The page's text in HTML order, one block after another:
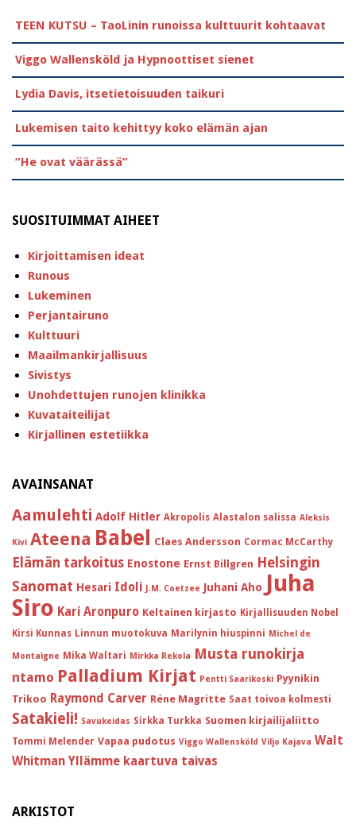
TEEN KUTSU – TaoLinin runoissa kulttuurit kohtaavat
Viggo Wallensköld ja Hypnoottiset sienet
Lydia Davis, itsetietoisuuden taikuri
Lukemisen taito kehittyy koko elämän ajan
”He ovat väärässä”
SUOSITUIMMAT AIHEET
Kirjoittamisen ideat
Runous
Lukeminen
Perjantairuno
Kulttuuri
Maailmankirjallisuus
Sivistys
Unohdettujen runojen klinikka
Kuvataiteilijat
Kirjallinen estetiikka
AVAINSANAT
Aamulehti Adolf Hitler Akropolis Alastalon salissa Aleksis
Kivi Ateena Babel Claes Andersson Cormac McCarthy
Elämän tarkoitus Enostone Ernst Billgren Helsingin
Sanomat Hesari Idoli J.M. Coetzee Juhani Aho Juha
Siro Kari Aronpuro Keltainen kirjasto Kirjallisuuden Nobel
Kirsi Kunnas Linnun muotokuva Marilynin hiuspinni Michel de
Montaigne Mika Waltari Mirkka Rekola Musta runokirja
ntamo Palladium Kirjat Pentti Saarikoski Pyynikin
Trikoo Raymond Carver Réne Magritte Saat toivoa kolmesti
Satakieli! Savukeidas Sirkka Turkka Suomen kirjailijaliitto
Tommi Melender Vapaa pudotus Viggo Wallensköld Viljo Kajava Walt
Whitman Yllämme kaartuva taivas
ARKISTOT